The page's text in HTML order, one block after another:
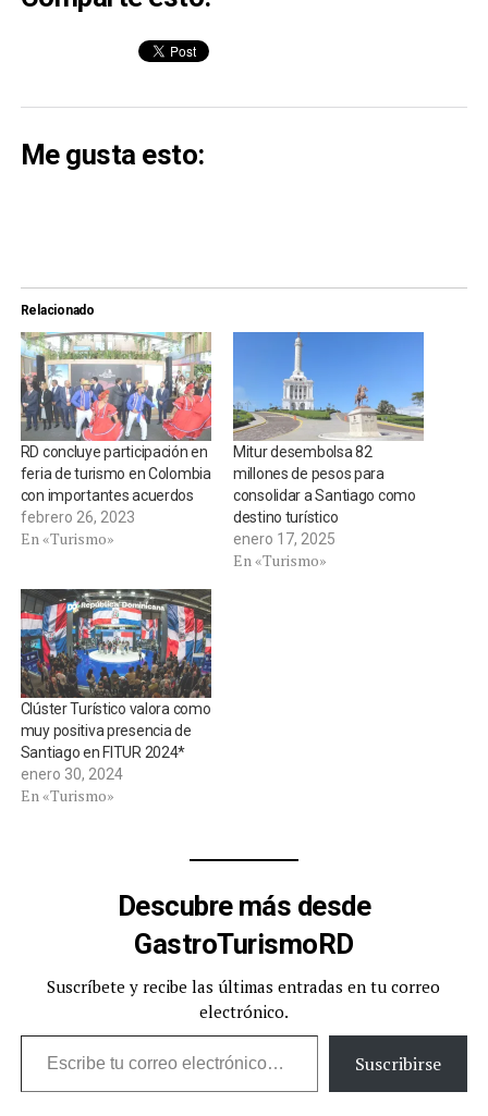
Me gusta esto:
Relacionado
RD concluye participación en
feria de turismo en Colombia
con importantes acuerdos
febrero 26, 2023
En «Turismo»
Mitur desembolsa 82
millones de pesos para
consolidar a Santiago como
destino turístico
enero 17, 2025
En «Turismo»
Clúster Turístico valora como
muy positiva presencia de
Santiago en FITUR 2024*
enero 30, 2024
En «Turismo»
Descubre más desde
GastroTurismoRD
Suscríbete y recibe las últimas entradas en tu correo
electrónico.
Escribe tu correo electrónico…
Suscribirse